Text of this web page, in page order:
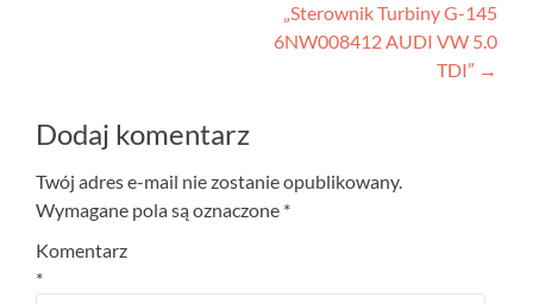
„Sterownik Turbiny G-145
6NW008412 AUDI VW 5.0
TDI” →
Dodaj komentarz
Twój adres e-mail nie zostanie opublikowany.
Wymagane pola są oznaczone *
Komentarz
*